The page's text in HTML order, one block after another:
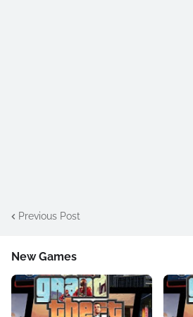
Previous Post
New Games